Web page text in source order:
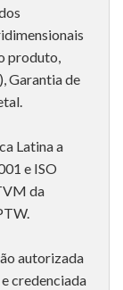
produto,
Garantia de
Latina a
e ISO
da
autorizada
credenciada